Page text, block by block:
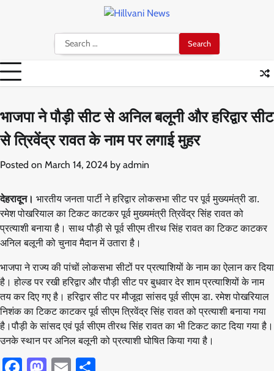
Search
for:
भाजपा ने पौड़ी सीट से अनिल बलूनी और हरिद्वार सीट
से त्रिवेंद्र रावत के नाम पर लगाई मुहर
Posted on March 14, 2024 by admin
देहरादून। भारतीय जनता पार्टी ने हरिद्वार लोकसभा सीट पर पूर्व मुख्यमंत्री डा.
रमेश पोखरियाल का टिकट काटकर पूर्व मुख्यमंत्री त्रिवेंद्र सिंह रावत को
प्रत्याशी बनाया है। साथ पौड़ी से पूर्व सीएम तीरथ सिंह रावत का टिकट काटकर
अनिल बलूनी को चुनाव मैदान में उतारा है।
भाजपा ने राज्य की पांचों लोकसभा सीटों पर प्रत्याशियों के नाम का ऐलान कर दिया
है। होल्ड पर रखी हरिद्वार और पौड़ी सीट पर बुधवार देर शाम प्रत्याशियों के नाम
तय कर दिए गए है। हरिद्वार सीट पर मौजूदा सांसद पूर्व सीएम डा. रमेश पोखरियाल
निशंक का टिकट काटकर पूर्व सीएम त्रिवेंद्र सिंह रावत को प्रत्याशी बनाया गया
है।पौड़ी के सांसद एवं पूर्व सीएम तीरथ सिंह रावत का भी टिकट काट दिया गया है।
उनके स्थान पर अनिल बलूनी को प्रत्याशी घोषित किया गया है।